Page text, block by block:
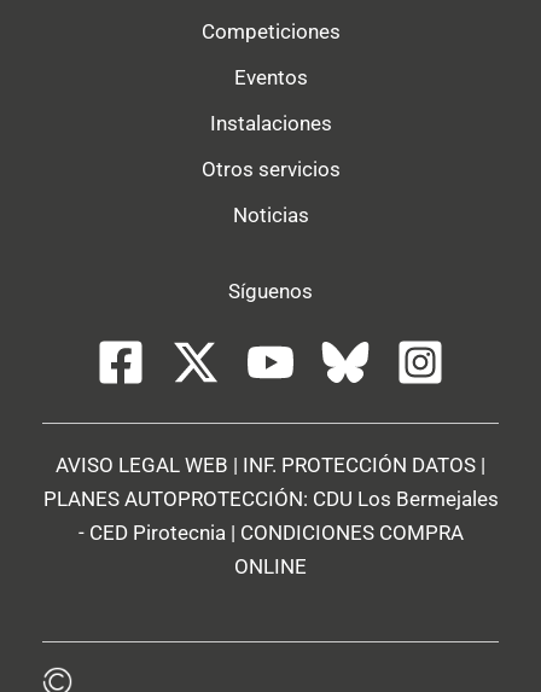
Competiciones
Eventos
Instalaciones
Otros servicios
Noticias
Síguenos
AVISO LEGAL WEB | INF. PROTECCIÓN DATOS |
PLANES AUTOPROTECCIÓN: CDU Los Bermejales
- CED Pirotecnia| CONDICIONES COMPRA
ONLINE